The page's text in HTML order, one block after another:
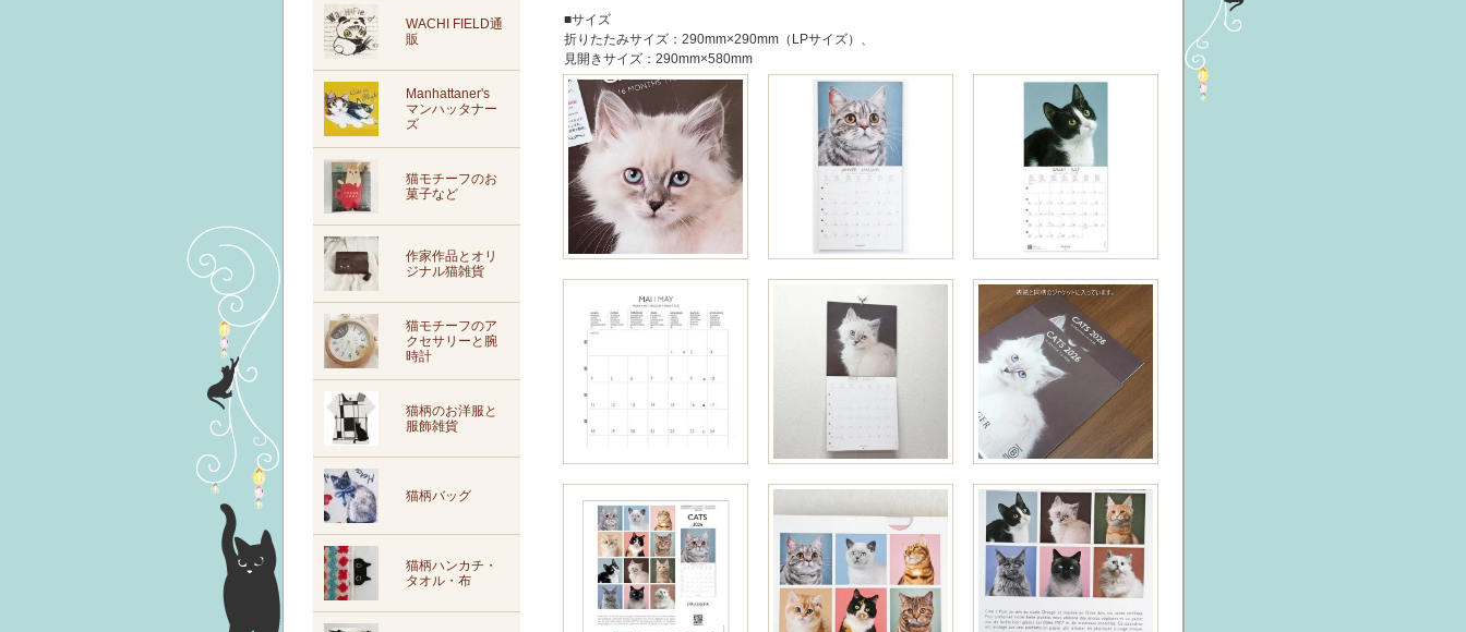
WACHI FIELD通
販
Manhattaner's
マンハッタナー
ズ
猫モチーフのお
菓子など
作家作品とオリ
ジナル猫雑貨
猫モチーフのア
クセサリーと腕
時計
猫柄のお洋服と
服飾雑貨
猫柄バッグ
猫柄ハンカチ・
タオル・布
■サイズ
折りたたみサイズ：290mm×290mm（LPサイズ）、
見開きサイズ：290mm×580mm